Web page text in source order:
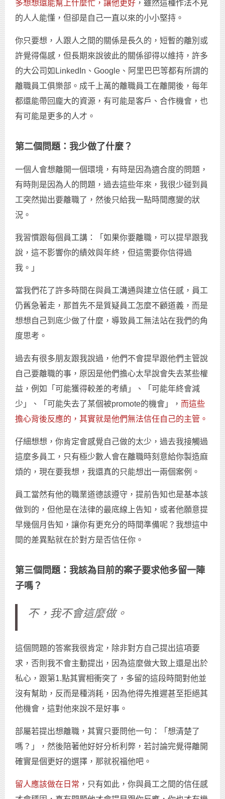
多想想還能幫上什麼忙，讓他更好 ，雖然這種作法不見
的人人能懂，但卻是自己一直以來的小小堅持。
你只要想，人跟人之間的關係是長久的，短暫的離別或
許覺得傷感，但長期來說彼此的關係卻得以維持，許多
的大公司如LinkedIn、Google、阿里巴巴等都有所謂的
離職員工俱樂部。成千上萬的離職員工在離開後，每年
都還能帶回龐大的資源，有可能是客戶、合作機會，也
有可能是更多的人才。
第二個問題：我少做了什麼？
一個人會想離開一個環境，有時是因為適合度的問題，
有時則是因為人的問題，過去這些年來，我很少碰到員
工突然拋出要離職了，然後只給我一點時間應變的狀
況。
我習慣跟每個員工講：「如果你要離職，可以提早跟我
說，這不影響你的績效與年終，但這需要你信得過
我。」
當我們花了許多時間在與員工溝通與建立信任感，員工
仍舊急著走，那首先不是質疑員工怎麼不顧道義，而是
想想自己到底少做了什麼，導致員工無法站在我們的角
度思考。
過去有很多朋友跟我說過，他們不會提早跟他們主管說
自己要離職的事，原因是他們擔心太早說會失去某些權
益，例如「可能獲得較差的考績」、「可能年終會減
少」、「可能失去了某個被promote的機會」， 而這些
擔心背後反應的，其實就是他們無法信任自己的主管。
仔細想想，你肯定會感覺自己做的太少，過去我接觸過
這麼多員工，只有極少數人會在離職時刻意給你製造麻
煩的，現在要我想，我還真的只能想出一兩個案例。
員工當然有他的職業道德該遵守，提前告知也是基本該
做到的，但他是在法律的最底線上告知，或者他願意提
早幾個月告知，讓你有更充分的時間準備呢？我想這中
間的差異點就在於對方是否信任你。
第三個問題：我該為目前的案子要求他多留一陣
子嗎？
不，我不會這麼做。
這個問題的答案我很肯定，除非對方自己提出這項要
求，否則我不會主動提出，因為這麼做大致上還是出於
私心，跟第1.點其實相衝突了，多留的這段時間對他並
沒有幫助，反而是種消耗，因為他得先推遲甚至拒絕其
他機會，這對他來說不是好事。
部屬若提出想離職，其實只要問他一句：「想清楚了
嗎？」，然後陪著他好好分析利弊，若討論完覺得離開
確實是個更好的選擇，那就祝福他吧。
留人應該做在日常 ，只有如此，你與員工之間的信任感